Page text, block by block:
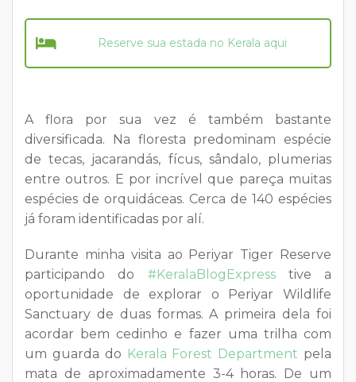
Reserve sua estada no Kerala aqui
A flora por sua vez é também bastante
diversificada. Na floresta predominam espécie
de tecas, jacarandás, fícus, sândalo, plumerias
entre outros. E por incrível que pareça muitas
espécies de orquidáceas. Cerca de 140 espécies
já foram identificadas por alí.
Durante minha visita ao Periyar Tiger Reserve
participando do #KeralaBlogExpresstive a
oportunidade de explorar o Periyar Wildlife
Sanctuary de duas formas. A primeira dela foi
acordar bem cedinho e fazer uma trilha com
um guarda do Kerala Forest Department pela
mata de aproximadamente 3-4 horas. De um